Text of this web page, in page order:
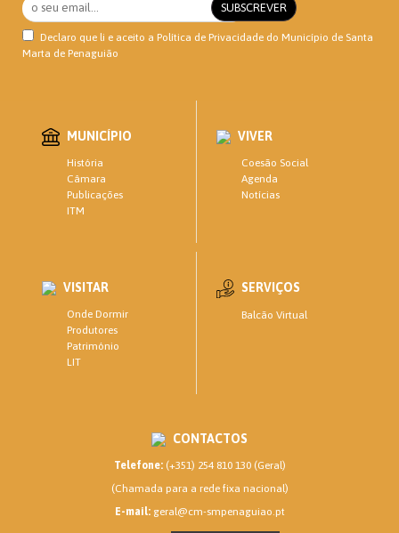
Declaro que li e aceito a Política de Privacidade do Município de Santa
Marta de Penaguião
MUNICÍPIO
História
Câmara
Publicações
ITM
VIVER
Coesão Social
Agenda
Notícias
VISITAR
Onde Dormir
Produtores
Património
LIT
SERVIÇOS
Balcão Virtual
CONTACTOS
Telefone:(+351) 254 810 130 (Geral)
(Chamada para a rede fixa nacional)
E-mail:geral@cm-smpenaguiao.pt